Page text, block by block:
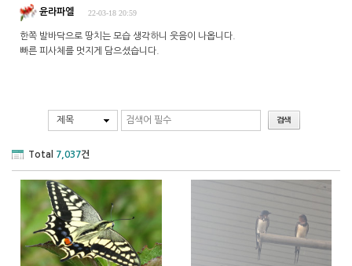
윤라파엘 22-03-18 20:59
한쪽 발바닥으로 땅치는 모습 생각하니 웃음이 나옵니다.
빠른 피사체를 멋지게 담으셨습니다.
제목
Total 7,037건